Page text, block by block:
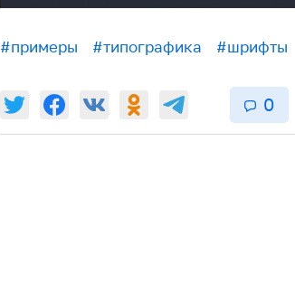
#примеры #типографика #шрифты
0